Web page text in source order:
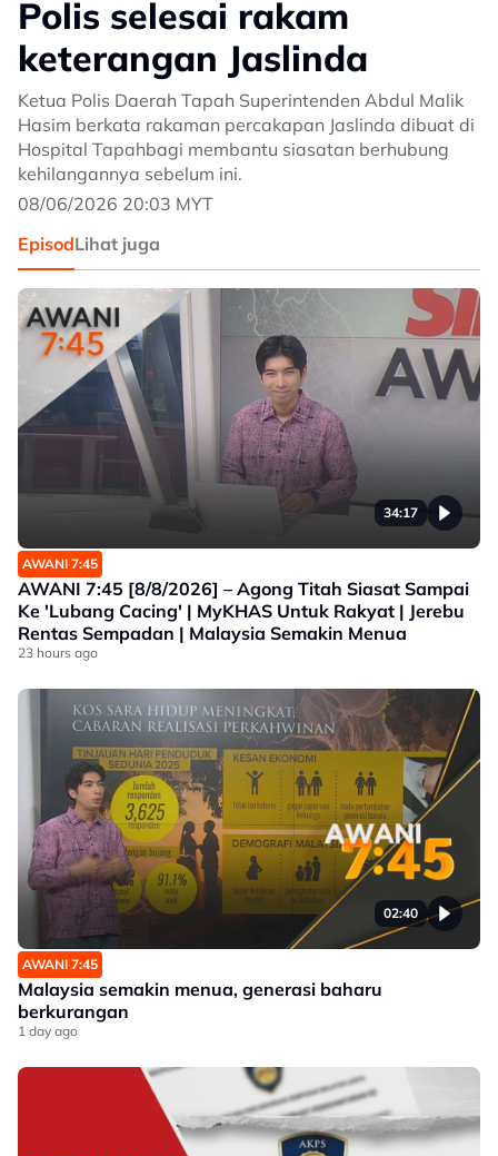
Polis selesai rakam
keterangan Jaslinda
Ketua Polis Daerah Tapah Superintenden Abdul Malik
Hasim berkata rakaman percakapan Jaslinda dibuat di
Hospital Tapahbagi membantu siasatan berhubung
kehilangannya sebelum ini.
08/06/2026 20:03 MYT
EpisodLihat juga
34:17
AWANI 7:45
AWANI 7:45 [8/8/2026] – Agong Titah Siasat Sampai
Ke 'Lubang Cacing' | MyKHAS Untuk Rakyat | Jerebu
Rentas Sempadan | Malaysia Semakin Menua
23 hours ago
02:40
AWANI 7:45
Malaysia semakin menua, generasi baharu
berkurangan
1 day ago